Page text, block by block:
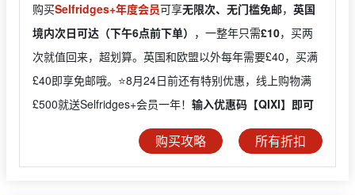
购买Selfridges+年度会员可享无限次、无门槛免邮， 英国
境内次日可达（下午6点前下单） ，一整年只需£10，买两
次就值回来，超划算。英国和欧盟以外每年需要£40，买满
£40即享免邮哦。⭐️8月24日前还有特别优惠，线上购物满
£500就送Selfridges+会员一年！ 输入优惠码【QIXI】即可
购买攻略 所有折扣